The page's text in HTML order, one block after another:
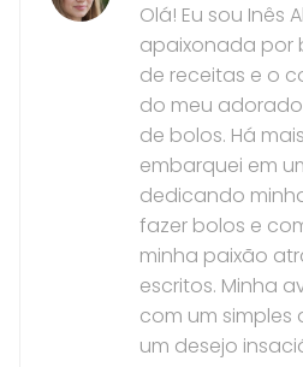
Olá! Eu sou Inês
apaixonada por
de receitas e o
do meu
de bolos. Há
embarquei em
dedicando
fazer bolos e
minha paixão
escritos. Minha
com um simples
um desejo